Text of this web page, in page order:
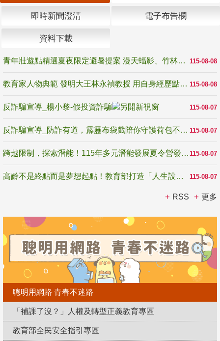
即時新聞澄清 電子布告欄
資料下載
115-08-08
青年壯遊點精選夏夜限定避暑提案 漫天蝠影、竹林尋蛙、茶香夜觀 邀青年暮色出發
115-08-08
教育家人物典範 發明大王林永禎教授 用自身經歷點亮學生的路
115-08-07
反詐騙宣導_楊小黎-假投資詐騙
115-08-07
反詐騙宣導_防詐有道，霹靂布袋戲陪你守護荷包不受騙
115-08-07
跨越限制，探索潛能！115年多元潛能發展夏令營發掘生命無限可能
115-08-07
高齡不是終點而是夢想起點！教育部打造「人生設計夢工場」 參展第3屆高齡健康產業博覽會
RSS 更多
聰明用網路 青春不迷路
「補課了沒？」人權及轉型正義教育專區
教育部全民安全指引專區